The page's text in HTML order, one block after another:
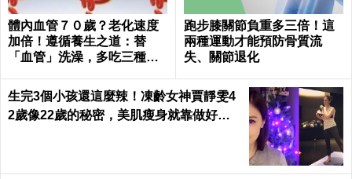
體內血管７０歲？老化速度
加倍！遵循養生之道：替
「血管」洗澡，多吃三種食
h
跑步膝關節負重多三倍！這
兩種運動才能預防骨質流
失、關節退化
生完3個小孩還這麼辣！凍齡女神賈靜雯4
2歲像22歲的秘密，美肌瘦身就靠做好這3